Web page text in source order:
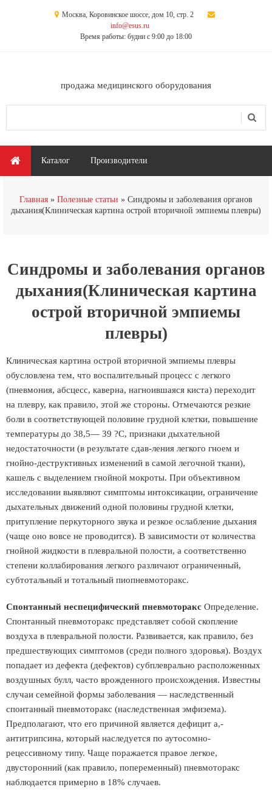
Москва, Коровинское шоссе, дом 10, стр. 2
info@esus.ru
Время работы: будни с 9:00 до 18:00
продажа медицинского оборудования
Главное меню
Каталог Производители
Главная Полезные статьи
Синдромы и заболевания органов
дыхания(Клиническая картина острой вторичной эмпиемы плевры)
Синдромы и заболевания органов
дыхания(Клиническая картина
острой вторичной эмпиемы
плевры)
Клиническая картина острой вторичной эмпиемы плевры
обусловлена тем, что воспалительный процесс с легкого
(пневмония, абсцесс, каверна, нагноившаяся киста) переходит
на плевру, как правило, этой же стороны. Отмечаются резкие
боли в соответствующей половине грудной клетки, повышение
температуры до 38,5— 39 ?С, признаки дыхательной
недостаточности (в результате сдав-ления легкого гноем и
гнойно-деструктивных изменений в самой легочной ткани),
кашель с выделением гнойной мокроты. При объективном
исследовании выявляют симптомы интоксикации, ограничение
дыхательных движений одной половины грудной клетки,
притупление перкуторного звука и резкое ослабление дыхания
(чаще оно вовсе не проводится). В зависимости от количества
гнойной жидкости в плевральной полости, а соответственно
степени коллабирования легкого различают ограниченный,
субтотальный и тотальный пиопневмоторакс.
Спонтанный неспецифический пневмоторакс Определение.
Спонтанный пневмоторакс представляет собой скопление
воздуха в плевральной полости. Развивается, как правило, без
предшествующих симптомов (среди полного здоровья). Воздух
попадает из дефекта (дефектов) субплеврально расположенных
воздушных булл, часто врожденного происхождения. Известны
случаи семейной формы заболевания — наследственный
спонтанный пневмоторакс (наследственная эмфизема).
Предполагают, что его причиной является дефицит а,-
антитрипсина, который наследуется по аутосомно-
рецессивному типу. Чаще поражается правое легкое,
двусторонний (как правило, попеременный) пневмоторакс
наблюдается примерно в 18% случаев.